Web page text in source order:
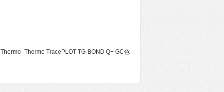
Thermo -Thermo TracePLOT TG-BOND Q+ GC色